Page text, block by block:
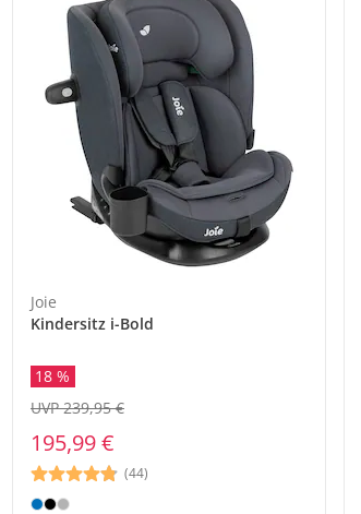
Joie
Kindersitz i-Bold
18 %
195,99 €
UVP 239,95 €
(44)